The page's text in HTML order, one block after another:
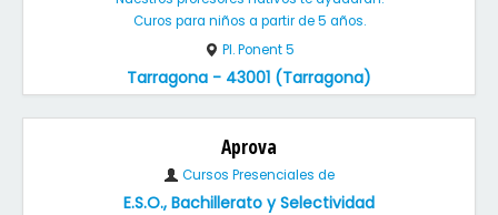
Curos para niños a partir de 5 años.
Pl. Ponent 5
Tarragona - 43001 (Tarragona)
Aprova
Cursos Presenciales de
E.S.O., Bachillerato y Selectividad